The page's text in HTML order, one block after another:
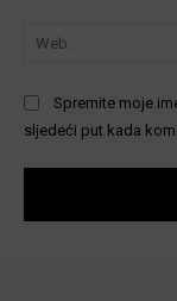
Spremite moje
sljedeći put kada